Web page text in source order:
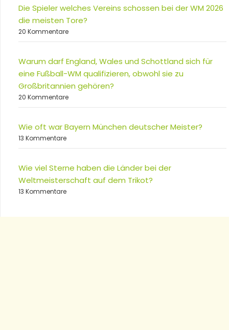
Die Spieler welches Vereins schossen bei der WM 2026
die meisten Tore?
20 Kommentare
Warum darf England, Wales und Schottland sich für
eine Fußball-WM qualifizieren, obwohl sie zu
Großbritannien gehören?
20 Kommentare
Wie oft war Bayern München deutscher Meister?
13 Kommentare
Wie viel Sterne haben die Länder bei der
Weltmeisterschaft auf dem Trikot?
13 Kommentare